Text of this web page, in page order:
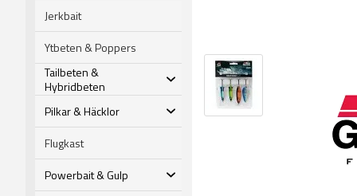
Jerkbait
Ytbeten & Poppers
Tailbeten &
Hybridbeten
Pilkar & Häcklor
Flugkast
Powerbait & Gulp